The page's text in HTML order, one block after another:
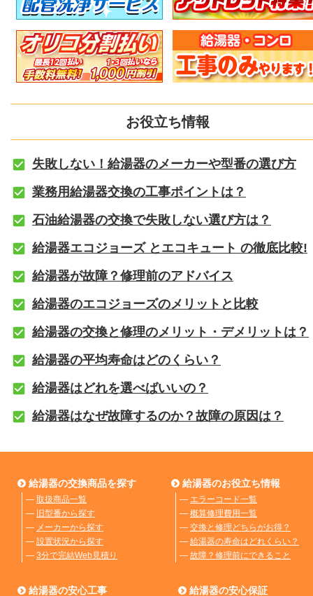
お役立ち情報
失敗しない！給湯器のメーカーや型番の選び方
業務用給湯器交換の工事ポイントは？
石油給湯器の交換で失敗しない選び方は？
給湯器エコジョーズ とエコキュート の徹底比較!
給湯器が故障？修理前のアドバイス
給湯器のエコジョーズのメリットと比較
給湯器の交換と修理のメリット・デメリットは？
給湯器の平均寿命はどのくらい？
給湯器はどれを選べばいいの？
給湯器はなぜ故障するのか？故障の原因は？
給湯器の交換商品を探す
― 取扱商品一覧
― 旧型番から探す
― メーカーから探す
― 設置状況から探す
― 3分で完結Web見積り
給湯器のお役立ち情報
― エラーコード一覧
― 概算修理費用一覧
― 交換と修理どちらがお得？
― 給湯器の寿命はどれくらい？
― 故障？修理前にできること
給湯器の安心工事 給湯器の安心保証